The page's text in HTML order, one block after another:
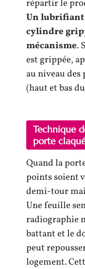
répartir le
Un lubrifiant
cylindre
mécanisme.
est grippée,
au niveau des
(haut et bas
Technique
porte
Quand la
points soient
demi-tour
Une feuille
radiographie
battant et le
peut
logement.